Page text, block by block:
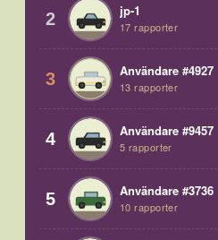
2 jp-1
17 rapporter
3 Användare #4927
13 rapporter
4 Användare #9457
5 rapporter
5 Användare #3736
10 rapporter